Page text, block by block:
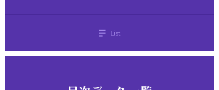
List